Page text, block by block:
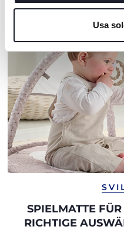
Usa
SPIELMATTE
RICHTIGE